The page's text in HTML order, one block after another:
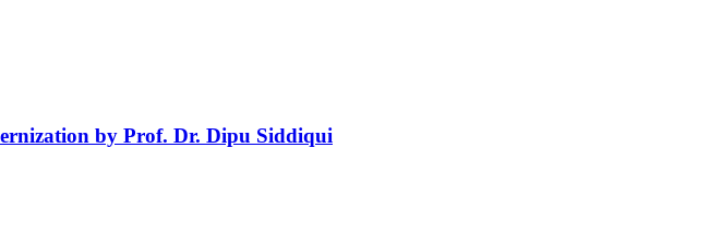
by Prof. Dr. Dipu Siddiqui